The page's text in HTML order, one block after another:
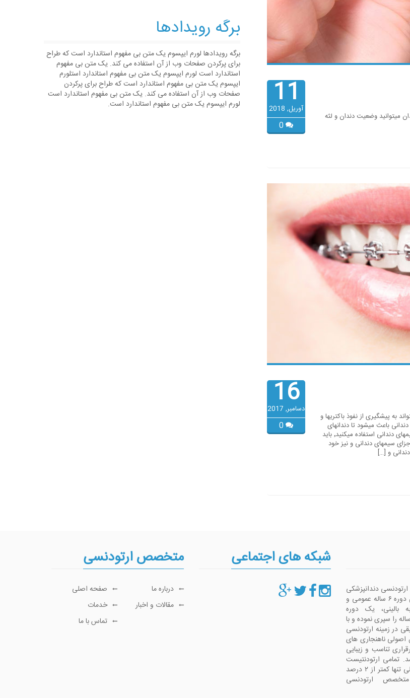
11
آوریل, 2018
میتوانید وضعیت دندان و لثه
16
دسامبر, 2017
به پیشگیری از نفوذ باکتریها و
باعث میشود تا دندانهای
قویتر و محکمتر و سالمتری داشته باشید. تعداد دفعات تمیزکردن دندانها اگر از سیمهای دندانی استفاده میکنید٬ باید
سیمهای دندانی و نیز خود
و […]
برگه رویدادها
برگه رویدادها لورم ایپسوم یک متن بی مفهوم استاندارد است که طراح
برای پرکردن صفحات وب از آن استفاده می کند. یک متن بی مفهوم
استاندارد است لورم ایپسوم یک متن بی مفهوم استاندارد استلورم
ایپسوم یک متن بی مفهوم استاندارد است که طراح برای پرکردن
صفحات وب از آن استفاده می کند. یک متن بی مفهوم استاندارد است
لورم ایپسوم یک متن بی مفهوم استاندارد است.
متخصص ارتودنسی
صفحه اصلی
درباره ما
خدمات
مقالات و اخبار
تماس با ما
شبکه های اجتماعی
دندانپزشکی
است که پس از گذراندن دوره ۶ ساله عمومی و
یک دوره
را سپری نموده و با
در زمینه ارتودنسی
ناهنجاری های
تناسب و زیبایی
تمامی ارتودنتیست
ها دندانپزشک هستند ولی تنها کمتر از ۲ درصد
متخصص ارتودنسی